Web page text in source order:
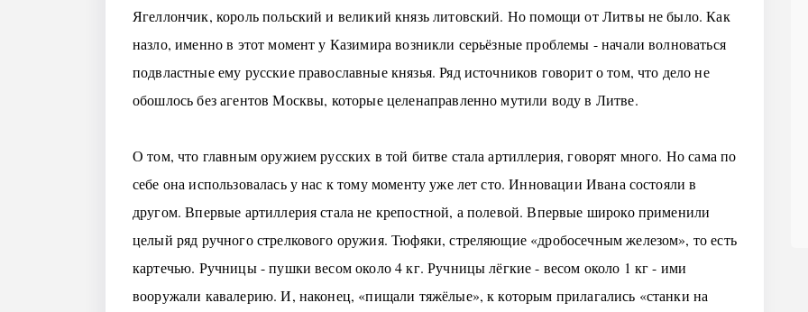
Ягеллончик, король польский и великий князь литовский. Но помощи от Литвы не было. Как
назло, именно в этот момент у Казимира возникли серьёзные проблемы - начали волноваться
подвластные ему русские православные князья. Ряд источников говорит о том, что дело не
обошлось без агентов Москвы, которые целенаправленно мутили воду в Литве.
О том, что главным оружием русских в той битве стала артиллерия, говорят много. Но сама по
себе она использовалась у нас к тому моменту уже лет сто. Инновации Ивана состояли в
другом. Впервые артиллерия стала не крепостной, а полевой. Впервые широко применили
целый ряд ручного стрелкового оружия. Тюфяки, стреляющие «дробосечным железом», то есть
картечью. Ручницы - пушки весом около 4 кг. Ручницы лёгкие - весом около 1 кг - ими
вооружали кавалерию. И, наконец, «пищали тяжёлые», к которым прилагались «станки на